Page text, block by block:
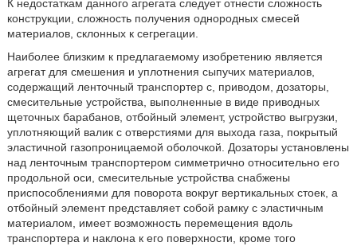
К недостаткам данного агрегата следует отнести сложность
конструкции, сложность получения однородных смесей
материалов, склонных к сегрегации.
Наиболее близким к предлагаемому изобретению является
агрегат для смешения и уплотнения сыпучих материалов,
содержащий ленточный транспортер с, приводом, дозаторы,
смесительные устройства, выполненные в виде приводных
щеточных барабанов, отбойный элемент, устройство выгрузки,
уплотняющий валик с отверстиями для выхода газа, покрытый
эластичной газопроницаемой оболочкой. Дозаторы установлены
над ленточным транспортером симметрично относительно его
продольной оси, смесительные устройства снабжены
приспособлениями для поворота вокруг вертикальных стоек, а
отбойный элемент представляет собой рамку с эластичным
материалом, имеет возможность перемещения вдоль
транспортера и наклона к его поверхности, кроме того